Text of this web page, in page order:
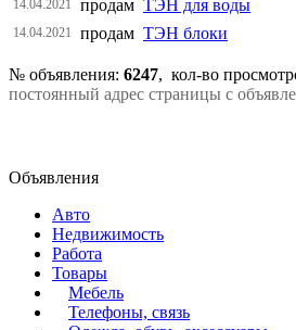
14.04.2021 продам ТЭН для воды
14.04.2021 продам ТЭН блоки
№ объявления: 6247, кол-во
постоянный адрес страницы с
Объявления
Авто
Недвижимость
Работа
Товары
Мебель
Телефоны, связь